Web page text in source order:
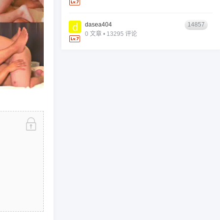
dasea404
0 文章 • 13295 评论
14857